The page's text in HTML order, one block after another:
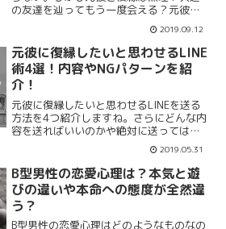
の友達を辿ってもう一度会える？元彼の
連絡先を削除して知らない状況から復縁
まで持っていくことはできるのでしょう
か？もしかしたら現在元彼に新しい彼女
がいるかもしれないけど復縁したいがど
うすれば。
2019.09.12
元彼に復縁したいと思わせるLINE
術4選！内容やNGパターンを紹
介！
元彼に復縁したいと思わせるLINEを送る
方法を4つ紹介しますね。さらにどんな内
容を送ればいいのかや絶対に送ってはい
けないNGの内容をまとめていきます。元
彼に復縁したいと思わせることはLINEで
送るだけでは出来なくても再び会うきっ
かけになればいいと思います。
2019.05.31
B型男性の恋愛心理は？本気と遊
びの違いや本命への態度が全然違
う？
B型男性の恋愛心理はどのようなものなの